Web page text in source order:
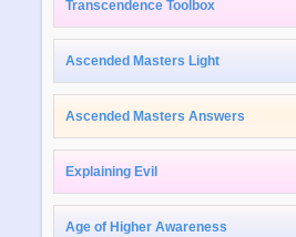
Transcendence Toolbox
Ascended Masters Light
Ascended Masters Answers
Explaining Evil
Age of Higher Awareness